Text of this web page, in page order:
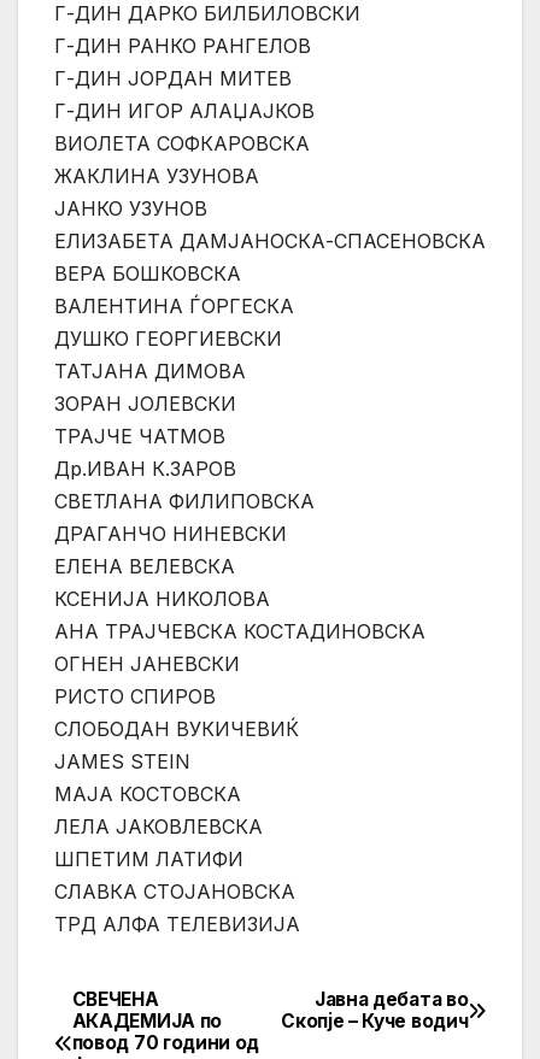
Г-ДИН ДАРКО БИЛБИЛОВСКИ
Г-ДИН РАНКО РАНГЕЛОВ
Г-ДИН ЈОРДАН МИТЕВ
Г-ДИН ИГОР АЛАЏАЈКОВ
ВИОЛЕТА СОФКАРОВСКА
ЖАКЛИНА УЗУНОВА
ЈАНКО УЗУНОВ
ЕЛИЗАБЕТА ДАМЈАНОСКА-СПАСЕНОВСКА
ВЕРА БОШКОВСКА
ВАЛЕНТИНА ЃОРГЕСКА
ДУШКО ГЕОРГИЕВСКИ
ТАТЈАНА ДИМОВА
ЗОРАН ЈОЛЕВСКИ
ТРАЈЧЕ ЧАТМОВ
Др.ИВАН К.ЗАРОВ
СВЕТЛАНА ФИЛИПОВСКА
ДРАГАНЧО НИНЕВСКИ
ЕЛЕНА ВЕЛЕВСКА
КСЕНИЈА НИКОЛОВА
АНА ТРАЈЧЕВСКА КОСТАДИНОВСКА
ОГНЕН ЈАНЕВСКИ
РИСТО СПИРОВ
СЛОБОДАН ВУКИЧЕВИЌ
JAMES STEIN
МАЈА КОСТОВСКА
ЛЕЛА ЈАКОВЛЕВСКА
ШПЕТИМ ЛАТИФИ
СЛАВКА СТОЈАНОВСКА
ТРД АЛФА ТЕЛЕВИЗИЈА
Post
Јавна дебата во
Скопје – Куче водич
СВЕЧЕНА
АКАДЕМИЈА по
повод 70 години од